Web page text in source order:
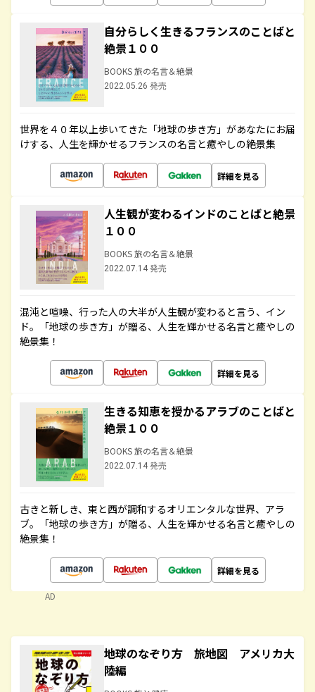
自分らしく生きるフランスのことばと
絶景１００
BOOKS 旅の名言＆絶景
2022.05.26 発売
世界を４０年以上歩いてきた「地球の歩き方」があなたにお届
けする、人生を輝かせるフランスの名言と癒やしの絶景集
詳細を見る
人生観が変わるインドのことばと絶景
１００
BOOKS 旅の名言＆絶景
2022.07.14 発売
混沌と喧噪、行った人の大半が人生観が変わると言う、イン
ド。「地球の歩き方」が贈る、人生を輝かせる名言と癒やしの
絶景集！
詳細を見る
生きる知恵を授かるアラブのことばと
絶景１００
BOOKS 旅の名言＆絶景
2022.07.14 発売
古きと新しき、東と西が調和するオリエンタルな世界、アラ
ブ。「地球の歩き方」が贈る、人生を輝かせる名言と癒やしの
絶景集！
詳細を見る
AD
地球のなぞり方 旅地図 アメリカ大
陸編